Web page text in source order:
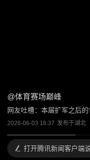
@体育赛场巅峰
网友吐槽：本届扩军之后
2026-06-03 16:37 发布于湖北
打开腾讯新闻客户端